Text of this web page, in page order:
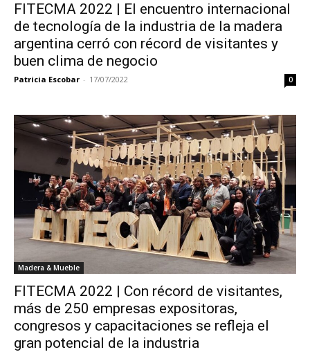
FITECMA 2022 | El encuentro internacional
de tecnología de la industria de la madera
argentina cerró con récord de visitantes y
buen clima de negocio
Patricia Escobar - 17/07/2022 0
Madera & Mueble
FITECMA 2022 | Con récord de visitantes,
más de 250 empresas expositoras,
congresos y capacitaciones se refleja el
gran potencial de la industria